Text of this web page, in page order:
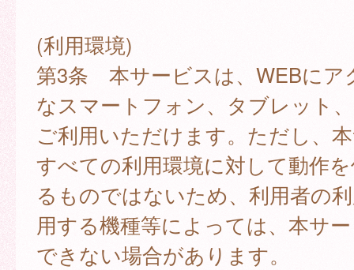
(利用環境)
第3条 本サービスは、WEBにア
なスマートフォン、タブレット
ご利用いただけます。ただし、
すべての利用環境に対して動作
るものではないため、利用者の
用する機種等によっては、本サ
できない場合があります。